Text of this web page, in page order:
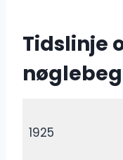
Tidslinje
1925